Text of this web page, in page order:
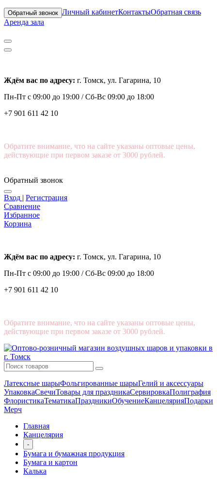
Обратный звонок Личный кабинетКонтактыОбратная связь
Аренда зала
Ждём вас по адресу: г. Томск, ул. Гагарина, 10
Пн-Пт с 09:00 до 19:00 /Сб-Вс 09:00 до 18:00
+7 901 611 42 10
Обратите внимание, что на сайте указаны оптовые цены,
действующие при первом заказе от 3000 рублей.
Обратный звонок
Вход | Регистрация
Сравнение
Избранное
Корзина
Ждём вас по адресу: г. Томск, ул. Гагарина, 10
Пн-Пт с 09:00 до 19:00 /Сб-Вс 09:00 до 18:00
+7 901 611 42 10
Обратите внимание, что на сайте указаны оптовые цены,
действующие при первом заказе от 3000 рублей.
Латексные шарыФольгированные шарыГелий и аксессуары
УпаковкаСвечиТовары для праздникаСервировкаПолиграфия
ФлористикаТематикаПраздникиОбучениеКанцелярияПодарки
Мерч
Главная
Канцелярия
-
Бумага и бумажная продукция
Бумага и картон
Калька